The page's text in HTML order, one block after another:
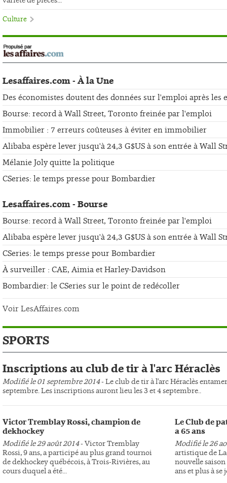
Culture
Lesaffaires.com - À la Une
Des économistes doutent des données sur l'emploi après
Bourse: record à Wall Street, Toronto freinée par l'emploi
Immobilier : 7 erreurs coûteuses à éviter en immobilier
Alibaba espère lever jusqu'à 24,3 G$US à son entrée à Wall
Mélanie Joly quitte la politique
CSeries: le temps presse pour Bombardier
Lesaffaires.com - Bourse
Bourse: record à Wall Street, Toronto freinée par l'emploi
Alibaba espère lever jusqu'à 24,3 G$US à son entrée à Wall
CSeries: le temps presse pour Bombardier
À surveiller : CAE, Aimia et Harley-Davidson
Bombardier: le CSeries sur le point de redécoller
Voir LesAffaires.com
SPORTS
Inscriptions au club de tir à l'arc Héraclès
Modifié le 01 septembre 2014- Le club de tir à l'arc Héraclès
septembre. Les inscriptions auront lieu les 3 et 4 septembre..
Victor Tremblay Rossi, champion de
dekhockey
Modifié le 29 août 2014- Victor Tremblay
Rossi, 9 ans, a participé au plus grand tournoi
de dekhockey québécois, à Trois-Rivières, au
cours duquel a été...
Le Club de
a 65 ans
Modifié le 26
artistique de
nouvelle
ans et plus à se